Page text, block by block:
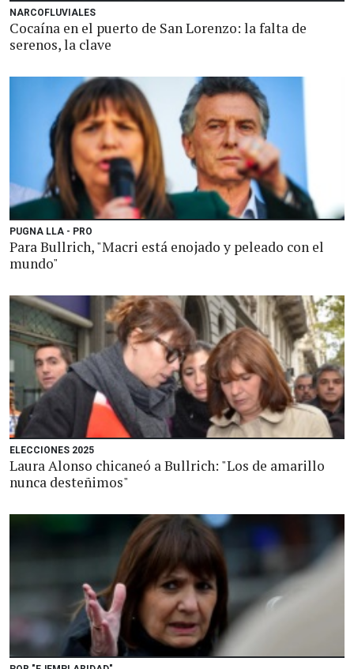
NARCOFLUVIALES
Cocaína en el puerto de San Lorenzo: la falta de
serenos, la clave
PUGNA LLA - PRO
Para Bullrich, "Macri está enojado y peleado con el
mundo"
ELECCIONES 2025
Laura Alonso chicaneó a Bullrich: "Los de amarillo
nunca desteñimos"